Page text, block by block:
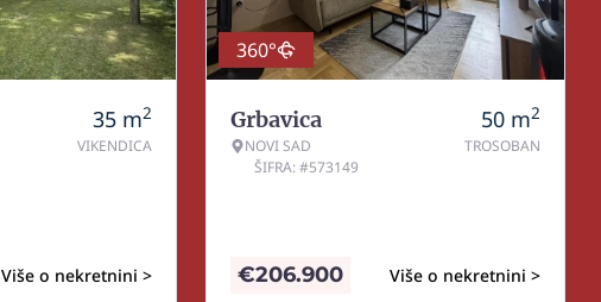
35 m2
VIKENDICA
Više o nekretnini >
360°
Grbavica
NOVI SAD
ŠIFRA: #573149
50 m2
TROSOBAN
Više o nekretnini >
€206.900